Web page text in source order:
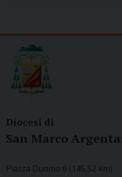
Diocesi di
San Marco
Piazza Duomo 6 (145,52 km)